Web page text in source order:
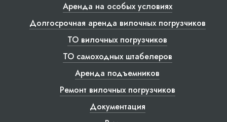
Аренда на особых условиях
Долгосрочная аренда вилочных погрузчиков
ТО вилочных погрузчиков
ТО самоходных штабелеров
Аренда подъемников
Ремонт вилочных погрузчиков
Документация